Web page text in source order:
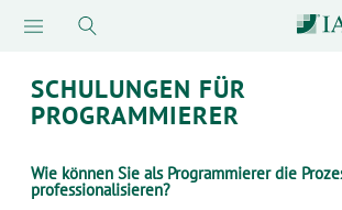
SCHULUNGEN FÜR
PROGRAMMIERER
Wie können Sie als Programmierer die
professionalisieren?